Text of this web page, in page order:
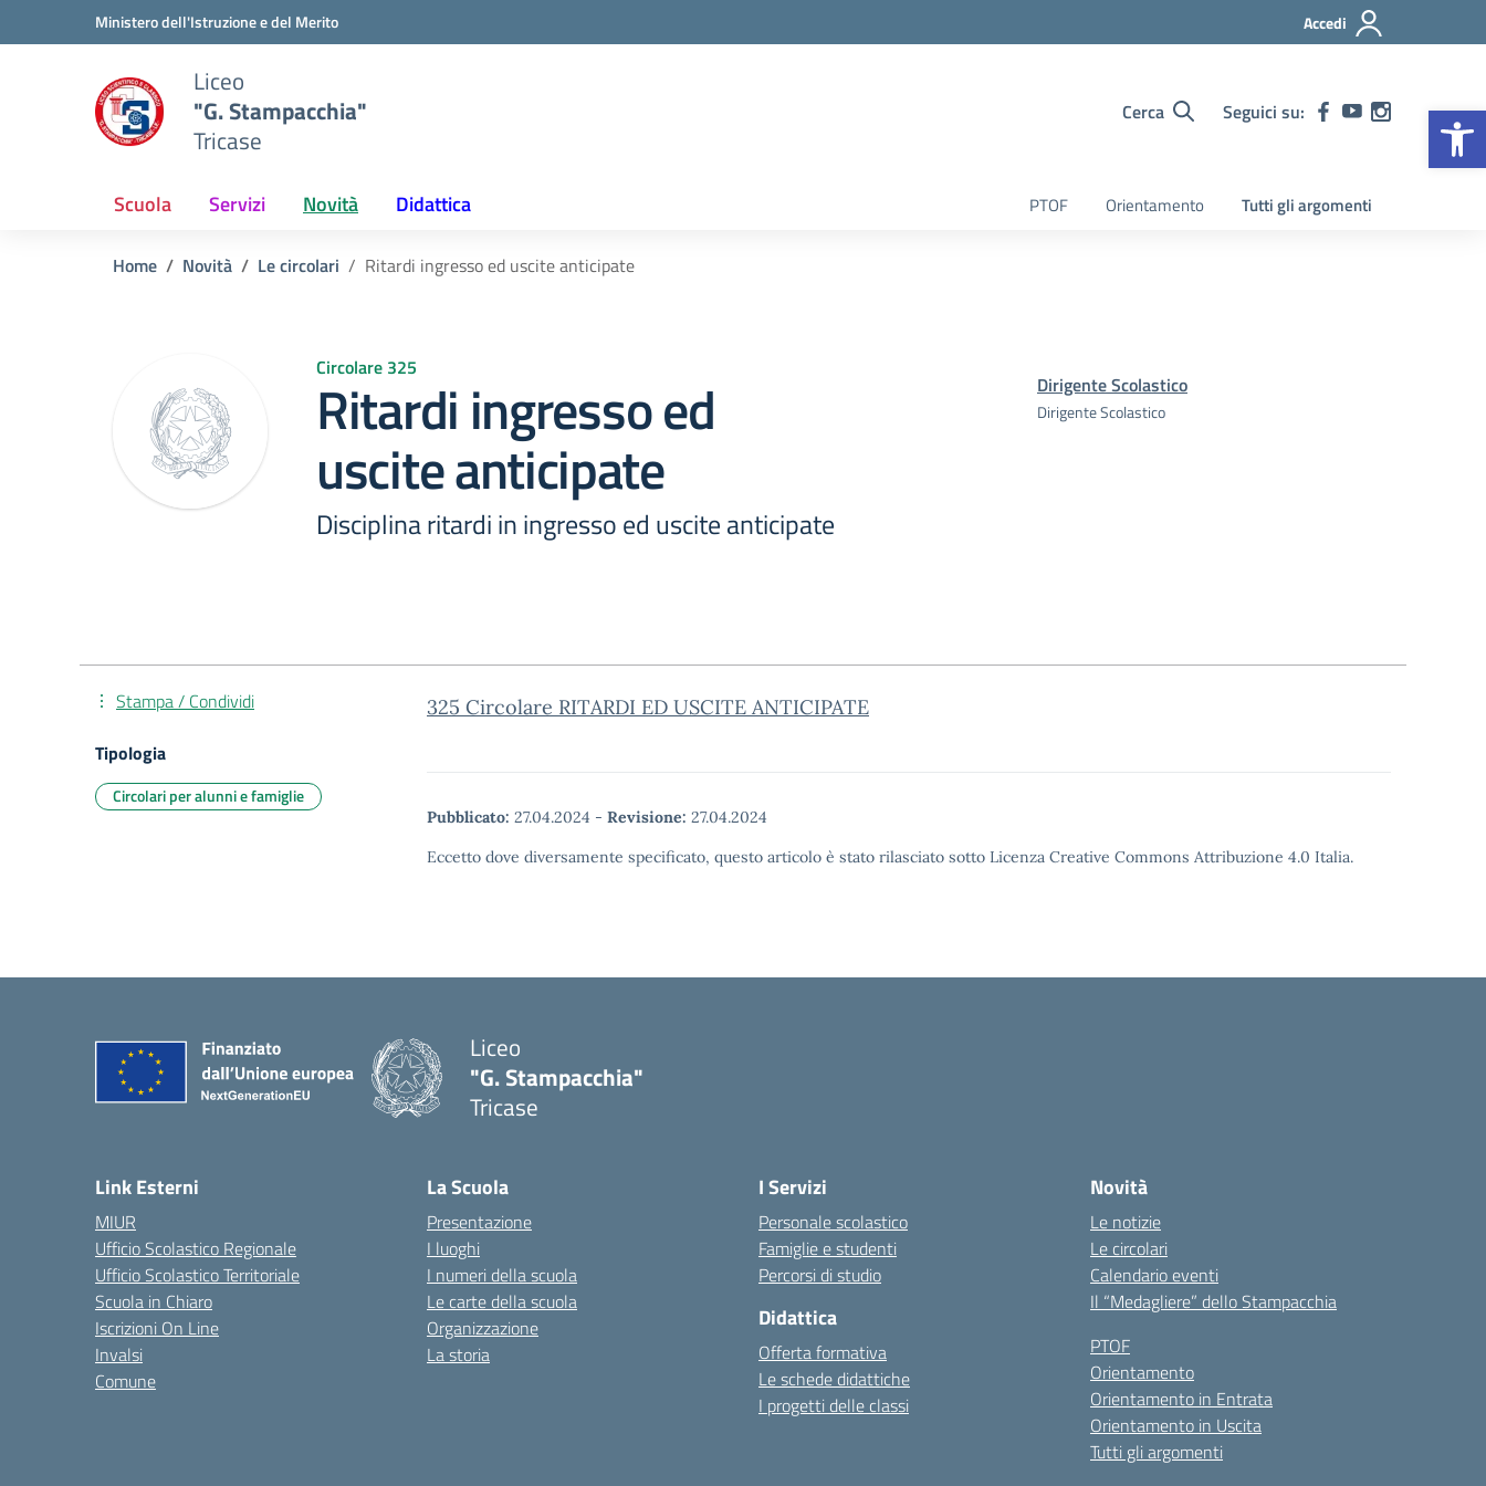
Vai ai contenuti
Vai al menu di navigazioneMinistero dell'Istruzione e del Merito Accedi
Liceo
"G. Stampacchia"
Tricase
Cerca Seguici su:
Scuola Servizi Novità Didattica PTOF Orientamento Tutti gli argomenti
Home Novità Le circolari Ritardi ingresso ed uscite anticipate
Circolare 325
Ritardi ingresso ed
uscite anticipate
Disciplina ritardi in ingresso ed uscite anticipate
Dirigente Scolastico
Dirigente Scolastico
325 Circolare RITARDI ED USCITE ANTICIPATE
Pubblicato: 27.04.2024 - Revisione: 27.04.2024
Eccetto dove diversamente specificato, questo articolo è stato rilasciato sotto Licenza Creative Commons Attribuzione 4.0 Italia.
Stampa / Condividi
Tipologia
Circolari per alunni e famiglie
Liceo
"G. Stampacchia"
Tricase
Link Esterni
MIUR
Ufficio Scolastico Regionale
Ufficio Scolastico Territoriale
Scuola in Chiaro
Iscrizioni On Line
Invalsi
Comune
La Scuola
Presentazione
I luoghi
I numeri della scuola
Le carte della scuola
Organizzazione
La storia
I Servizi
Personale scolastico
Famiglie e studenti
Percorsi di studio
Didattica
Offerta formativa
Le schede didattiche
I progetti delle classi
Novità
Le notizie
Le circolari
Calendario eventi
Il “Medagliere” dello Stampacchia
PTOF
Orientamento
Orientamento in Entrata
Orientamento in Uscita
Tutti gli argomenti